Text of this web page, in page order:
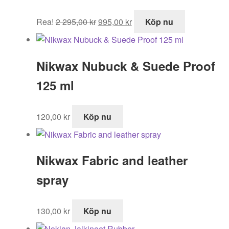
Rea! 2 295,00kr
ursprungliga
priset
2
995,00 kr
nuvarande
priset
995,00 kr.
Köp nu
Nikwax Nubuck & Suede Proof
125 ml
120,00 kr Köp nu
Nikwax Fabric and leather
spray
130,00 kr Köp nu